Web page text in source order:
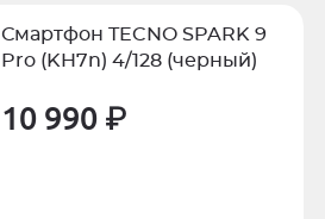
Смартфон TECNO SPARK 9
Pro (KH7n) 4/128 (черный)
10 990 ₽